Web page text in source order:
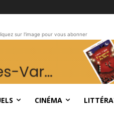
sur l'image pour vous abonner
CINÉMA